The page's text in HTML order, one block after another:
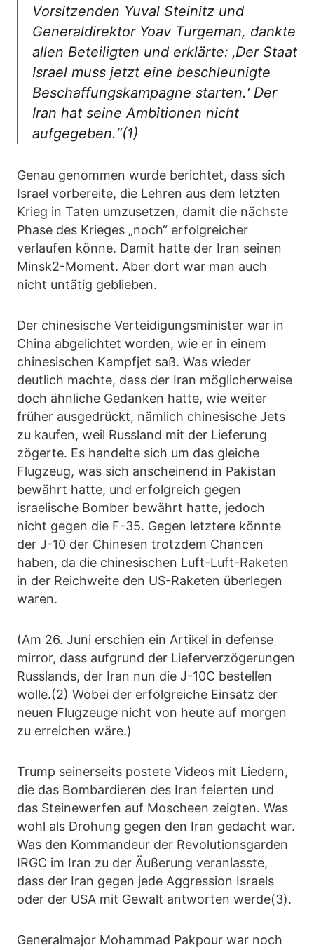
Vorsitzenden Yuval Steinitz und
Generaldirektor Yoav Turgeman, dankte
allen Beteiligten und erklärte: ‚Der Staat
Israel muss jetzt eine beschleunigte
Beschaffungskampagne starten.‘ Der
Iran hat seine Ambitionen nicht
aufgegeben.“(1)
Genau genommen wurde berichtet, dass sich
Israel vorbereite, die Lehren aus dem letzten
Krieg in Taten umzusetzen, damit die nächste
Phase des Krieges „noch“ erfolgreicher
verlaufen könne. Damit hatte der Iran seinen
Minsk2-Moment. Aber dort war man auch
nicht untätig geblieben.
Der chinesische Verteidigungsminister war in
China abgelichtet worden, wie er in einem
chinesischen Kampfjet saß. Was wieder
deutlich machte, dass der Iran möglicherweise
doch ähnliche Gedanken hatte, wie weiter
früher ausgedrückt, nämlich chinesische Jets
zu kaufen, weil Russland mit der Lieferung
zögerte. Es handelte sich um das gleiche
Flugzeug, was sich anscheinend in Pakistan
bewährt hatte, und erfolgreich gegen
israelische Bomber bewährt hatte, jedoch
nicht gegen die F-35. Gegen letztere könnte
der J-10 der Chinesen trotzdem Chancen
haben, da die chinesischen Luft-Luft-Raketen
in der Reichweite den US-Raketen überlegen
waren.
(Am 26. Juni erschien ein Artikel in defense
mirror, dass aufgrund der Lieferverzögerungen
Russlands, der Iran nun die J-10C bestellen
wolle.(2) Wobei der erfolgreiche Einsatz der
neuen Flugzeuge nicht von heute auf morgen
zu erreichen wäre.)
Trump seinerseits postete Videos mit Liedern,
die das Bombardieren des Iran feierten und
das Steinewerfen auf Moscheen zeigten. Was
wohl als Drohung gegen den Iran gedacht war.
Was den Kommandeur der Revolutionsgarden
IRGC im Iran zu der Äußerung veranlasste,
dass der Iran gegen jede Aggression Israels
oder der USA mit Gewalt antworten werde(3).
Generalmajor Mohammad Pakpour war noch